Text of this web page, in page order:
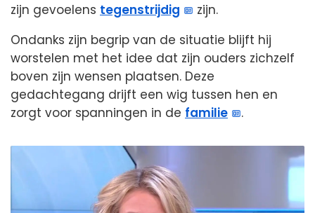
zijn gevoelens tegenstrijdig
zijn.
Ondanks zijn begrip van de situatie blijft hij
worstelen met het idee dat zijn ouders zichzelf
boven zijn wensen plaatsen. Deze
gedachtegang drijft een wig tussen hen en
zorgt voor spanningen in de familie .